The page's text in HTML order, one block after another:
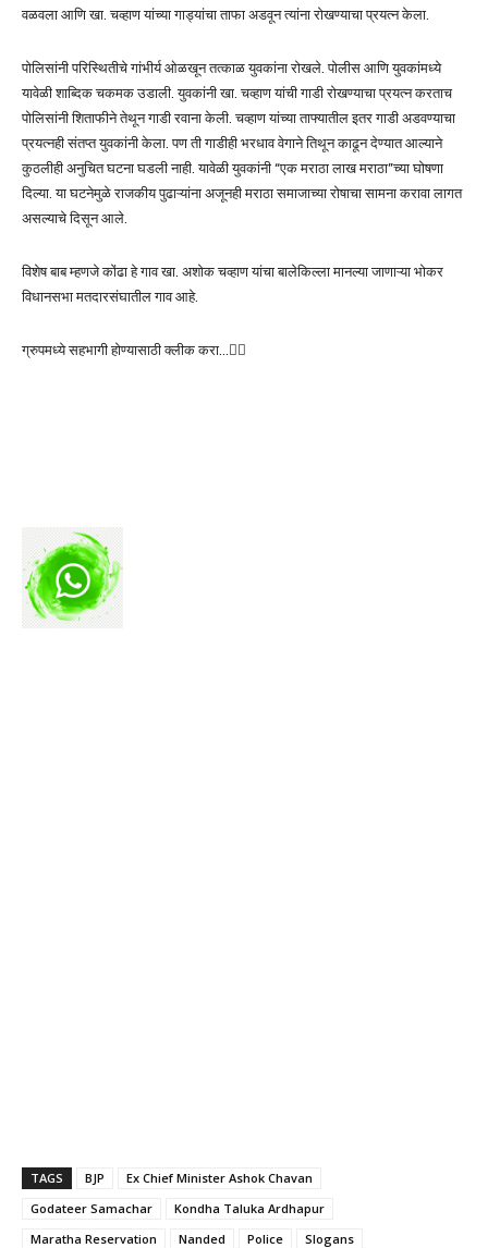
वळवला आणि खा. चव्हाण यांच्या गाड्यांचा ताफा अडवून त्यांना रोखण्याचा प्रयत्न केला.
पोलिसांनी परिस्थितीचे गांभीर्य ओळखून तत्काळ युवकांना रोखले. पोलीस आणि युवकांमध्ये
यावेळी शाब्दिक चकमक उडाली. युवकांनी खा. चव्हाण यांची गाडी रोखण्याचा प्रयत्न करताच
पोलिसांनी शिताफीने तेथून गाडी रवाना केली. चव्हाण यांच्या ताफ्यातील इतर गाडी अडवण्याचा
प्रयत्नही संतप्त युवकांनी केला. पण ती गाडीही भरधाव वेगाने तिथून काढून देण्यात आल्याने
कुठलीही अनुचित घटना घडली नाही. यावेळी युवकांनी “एक मराठा लाख मराठा”च्या घोषणा
दिल्या. या घटनेमुळे राजकीय पुढाऱ्यांना अजूनही मराठा समाजाच्या रोषाचा सामना करावा लागत
असल्याचे दिसून आले.
विशेष बाब म्हणजे कोंढा हे गाव खा. अशोक चव्हाण यांचा बालेकिल्ला मानल्या जाणाऱ्या भोकर
विधानसभा मतदारसंघातील गाव आहे.
ग्रुपमध्ये सहभागी होण्यासाठी क्लीक करा…👆🏻
TAGS BJP
Ex Chief Minister Ashok Chavan
Godateer Samachar
Kondha Taluka Ardhapur
Maratha Reservation
Nanded Police
Slogans